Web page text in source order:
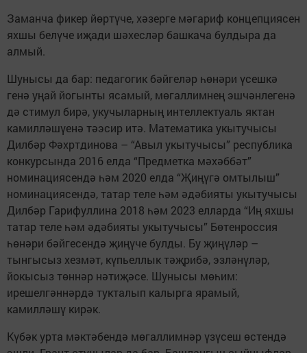
Заманча фикер йөртүче, хәзерге мәгариф концепциясен
яхшы белүче иҗади шәхесләр башкача булдыра да
алмый.
Шунысы да бар: педагогик бәйгеләр һөнәри үсешкә
генә уңай йогынты ясамый, мөгаллимнең эшчәнлегенә
дә стимул бирә, укучыларның интеллектуаль яктан
камилләшүенә тәэсир итә. Математика укытучысы
Дилбәр Фәхртдинова – “Авыл укытучысы” республика
конкурсында 2016 елда “Предметка мәхәббәт”
номинациясендә һәм 2020 елда “Җиңүгә омтылыш”
номинациясендә, татар теле һәм әдәбияты укытучысы
Дилбәр Гарифуллина 2018 һәм 2023 елларда “Иң яхшы
татар теле һәм әдәбияты укытучысы” Бөтенроссия
һөнәри бәйгесендә җиңүче булды. Бу җиңүләр –
тынгысыз хезмәт, күпьеллык тәҗрибә, эзләнүләр,
йокысыз төннәр нәтиҗәсе. Шунысы мөһим:
ирешелгәннәрдә тукталып калырга ярамый,
камилләшү кирәк.
Күбәк урта мәктәбендә мөгаллимнәр үзүсеш өстендә